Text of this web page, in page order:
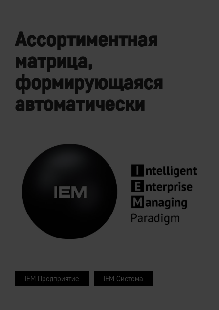
Ассортиментная
матрица,
формирующаяся
автоматически
IEM Предприятие IEM Система